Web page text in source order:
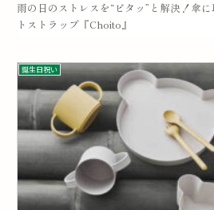
雨の日のストレスを“ピタッ”と解決！傘
トストラップ『Choito』
誕生日祝い